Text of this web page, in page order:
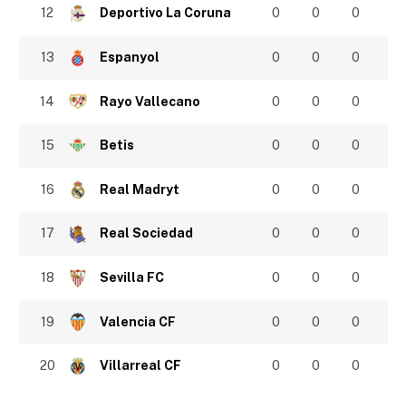
12 Deportivo La Coruna 0 0 0
13 Espanyol 0 0 0
14 Rayo Vallecano 0 0 0
15 Betis 0 0 0
16 Real Madryt 0 0 0
17 Real Sociedad 0 0 0
18 Sevilla FC 0 0 0
19 Valencia CF 0 0 0
20 Villarreal CF 0 0 0